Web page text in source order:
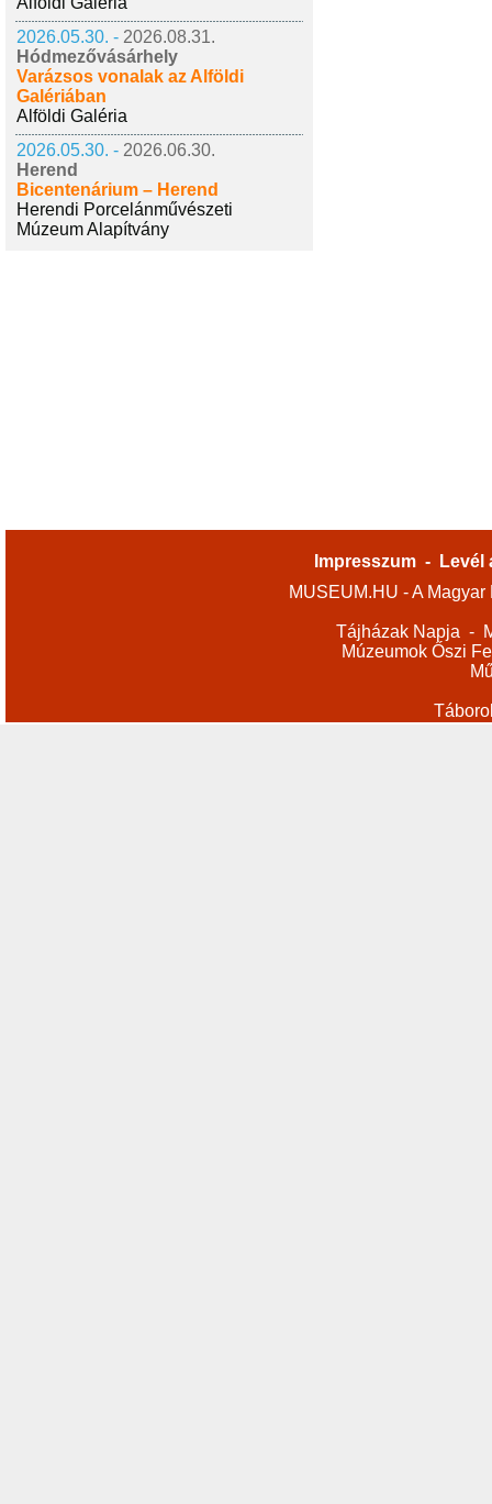
2026.05.30. - 2026.08.31.
Hódmezővásárhely
Varázsos vonalak az Alföldi
Galériában
Alföldi Galéria
2026.05.30. - 2026.06.30.
Herend
Bicentenárium – Herend
Herendi Porcelánművészeti
Múzeum Alapítvány
Impresszum -
Levél
MUSEUM.HU - A
Tájházak Napja -
Múzeumok Őszi